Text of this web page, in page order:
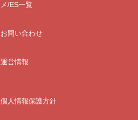
メ/ES一覧
お問い合わせ
運営情報
個人情報保護方針